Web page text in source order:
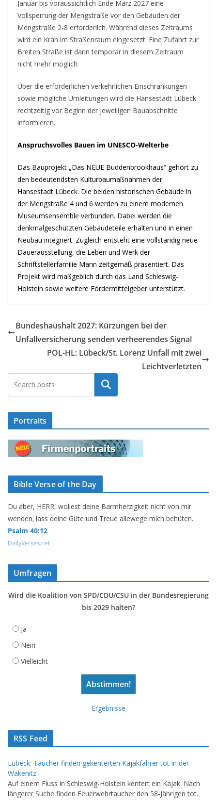
Januar bis voraussichtlich Ende März 2027 eine
Vollsperrung der Mengstraße vor den Gebäuden der
Mengstraße 2-8 erforderlich. Während dieses Zeitraums
wird ein Kran im Straßenraum eingesetzt. Eine Zufahrt zur
Breiten Straße ist dann temporär in diesem Zeitraum
nicht mehr möglich.
Über die erforderlichen verkehrlichen Einschränkungen
sowie mögliche Umleitungen wird die Hansestadt Lübeck
rechtzeitig vor Beginn der jeweiligen Bauabschnitte
informieren.
Anspruchsvolles Bauen im UNESCO-Welterbe
Das Bauprojekt „Das NEUE Buddenbrookhaus“ gehört zu
den bedeutendsten Kulturbaumaßnahmen der
Hansestadt Lübeck. Die beiden historischen Gebäude in
der Mengstraße 4 und 6 werden zu einem modernen
Museumsensemble verbunden. Dabei werden die
denkmalgeschützten Gebäudeteile erhalten und in einen
Neubau integriert. Zugleich entsteht eine vollständig neue
Dauerausstellung, die Leben und Werk der
Schriftstellerfamilie Mann zeitgemäß präsentiert. Das
Projekt wird maßgeblich durch das Land Schleswig-
Holstein sowie weitere Fördermittelgeber unterstützt.
Bundeshaushalt 2027: Kürzungen bei der
Unfallversicherung senden verheerendes Signal
POL-HL: Lübeck/St. Lorenz Unfall mit zwei
Leichtverletzten
Suchen
Portraits
Bible Verse of the Day
Du aber, HERR, wollest deine Barmherzigkeit nicht von mir
wenden; lass deine Güte und Treue allewege mich behüten.
Psalm 40:12
DailyVerses.net
Umfragen
Wird die Koalition von SPD/CDU/CSU in der Bundesregierung
bis 2029 halten?
Ja
Nein
Vielleicht
Ergebnisse
RSS Feed
Lübeck: Taucher finden gekenterten Kajakfahrer tot in der
Wakenitz
Auf einem Fluss in Schleswig-Holstein kentert ein Kajak. Nach
längerer Suche finden Feuerwehrtaucher den 58-Jährigen tot.